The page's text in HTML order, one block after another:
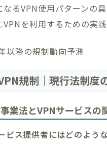
なるVPN使用パターンの
VPNを利用するための実
以降の規制動向予測
規制｜現行法制度
業法とVPNサービスの
ビス提供者にはどのよう